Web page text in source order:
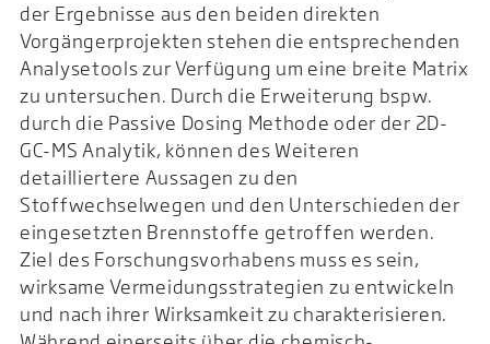
der Ergebnisse aus den beiden direkten
Vorgängerprojekten stehen die entsprechenden
Analysetools zur Verfügung um eine breite Matrix
zu untersuchen. Durch die Erweiterung bspw.
durch die Passive Dosing Methode oder der 2D-
GC-MS Analytik, können des Weiteren
detailliertere Aussagen zu den
Stoffwechselwegen und den Unterschieden der
eingesetzten Brennstoffe getroffen werden.
Ziel des Forschungsvorhabens muss es sein,
wirksame Vermeidungsstrategien zu entwickeln
und nach ihrer Wirksamkeit zu charakterisieren.